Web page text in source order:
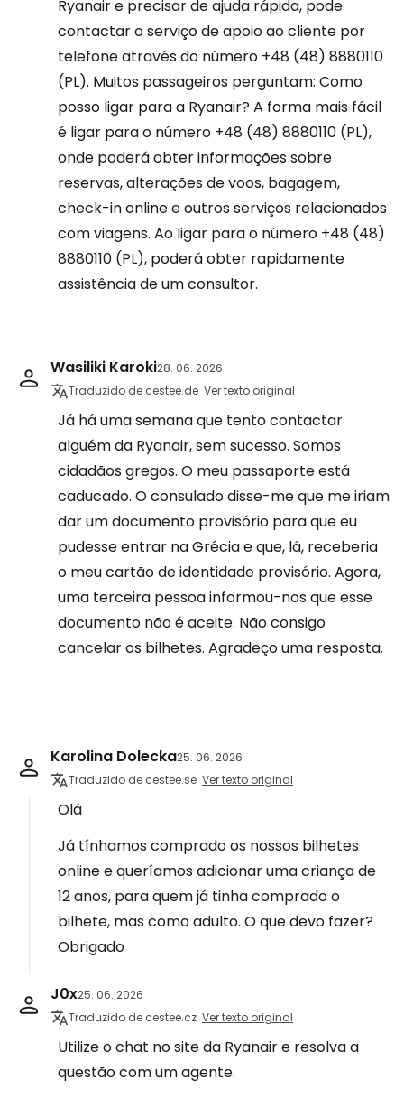
Ryanair e precisar de ajuda rápida, pode
contactar o serviço de apoio ao cliente por
telefone através do número +48 (48) 8880110
(PL). Muitos passageiros perguntam: Como
posso ligar para a Ryanair? A forma mais fácil
é ligar para o número +48 (48) 8880110 (PL),
onde poderá obter informações sobre
reservas, alterações de voos, bagagem,
check-in online e outros serviços relacionados
com viagens. Ao ligar para o número +48 (48)
8880110 (PL), poderá obter rapidamente
assistência de um consultor.
Wasiliki Karoki28. 06. 2026
Traduzido de cestee.de Ver texto original
Já há uma semana que tento contactar
alguém da Ryanair, sem sucesso. Somos
cidadãos gregos. O meu passaporte está
caducado. O consulado disse-me que me iriam
dar um documento provisório para que eu
pudesse entrar na Grécia e que, lá, receberia
o meu cartão de identidade provisório. Agora,
uma terceira pessoa informou-nos que esse
documento não é aceite. Não consigo
cancelar os bilhetes. Agradeço uma resposta.
Karolina Dolecka25. 06. 2026
Traduzido de cestee.se Ver texto original
Olá
Já tínhamos comprado os nossos bilhetes
online e queríamos adicionar uma criança de
12 anos, para quem já tinha comprado o
bilhete, mas como adulto. O que devo fazer?
Obrigado
J0x25. 06. 2026
Traduzido de cestee.cz Ver texto original
Utilize o chat no site da Ryanair e resolva a
questão com um agente.